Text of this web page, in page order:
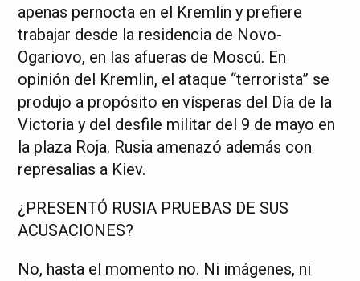
apenas pernocta en el Kremlin y prefiere
trabajar desde la residencia de Novo-
Ogariovo, en las afueras de Moscú. En
opinión del Kremlin, el ataque “terrorista” se
produjo a propósito en vísperas del Día de la
Victoria y del desfile militar del 9 de mayo en
la plaza Roja. Rusia amenazó además con
represalias a Kiev.
¿PRESENTÓ RUSIA PRUEBAS DE SUS
ACUSACIONES?
No, hasta el momento no. Ni imágenes, ni